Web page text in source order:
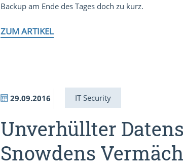
Backup am Ende des Tages doch zu kurz.
ZUM ARTIKEL
29.09.2016 IT Security
Unverhüllter
Snowdens